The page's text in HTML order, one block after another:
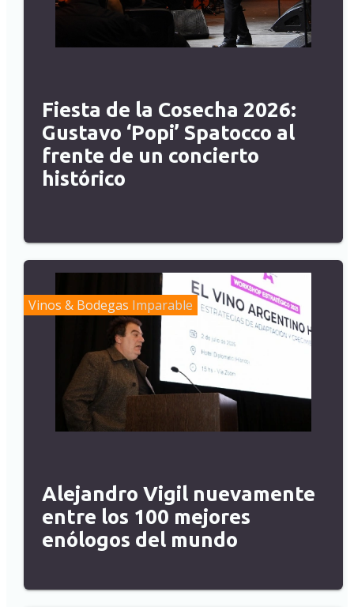
Fiesta de la Cosecha 2026:
Gustavo ‘Popi’ Spatocco al
frente de un concierto
histórico
Vinos & Bodegas Imparable
Alejandro Vigil nuevamente
entre los 100 mejores
enólogos del mundo